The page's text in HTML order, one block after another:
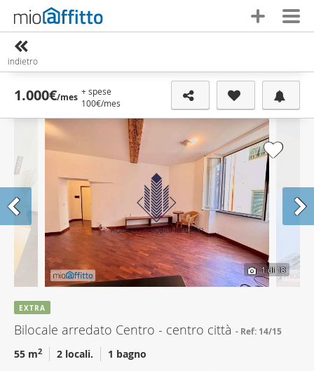
indietro
1.000€/mes
+ spese
100€/mes
1di 18
EXTRA
Bilocale arredato Centro - centro città Ref: 14/15
55 m2 2 locali.
1 bagno